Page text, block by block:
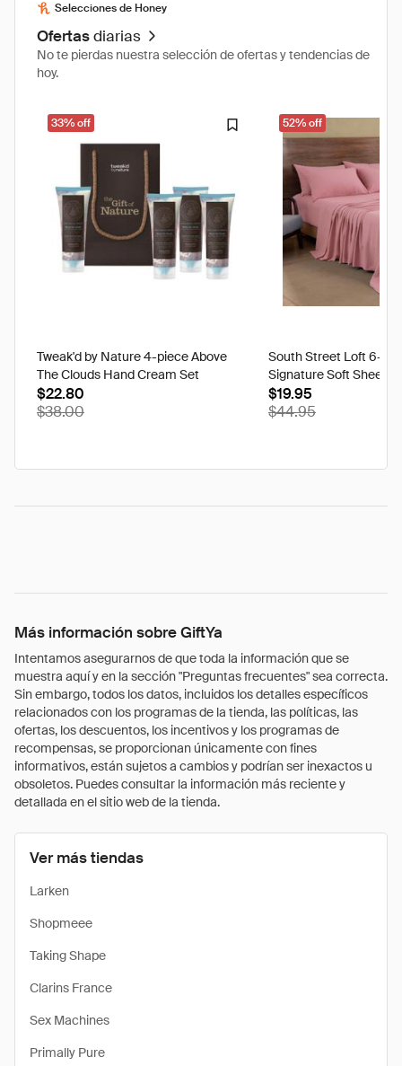
Selecciones de Honey
Ofertasdiarias
No te pierdas nuestra selección de ofertas y tendencias de
hoy.
33% off
Tweak'd by Nature 4-piece Above
The Clouds Hand Cream Set
$22.80
$38.00
52% off
South Street Loft 6-
Signature Soft Sheet
$19.95
$44.95
Más información sobre GiftYa
Intentamos asegurarnos de que toda la información que se
muestra aquí y en la sección "Preguntas frecuentes" sea correcta.
Sin embargo, todos los datos, incluidos los detalles específicos
relacionados con los programas de la tienda, las políticas, las
ofertas, los descuentos, los incentivos y los programas de
recompensas, se proporcionan únicamente con fines
informativos, están sujetos a cambios y podrían ser inexactos u
obsoletos. Puedes consultar la información más reciente y
detallada en el sitio web de la tienda.
Ver más tiendas
Larken
Shopmeee
Taking Shape
Clarins France
Sex Machines
Primally Pure